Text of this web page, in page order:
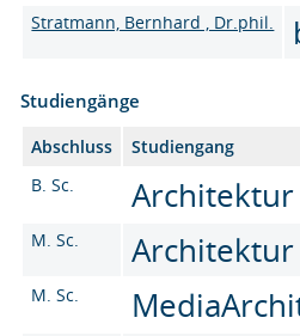
Stratmann, Bernhard , Dr.phil.
Studiengänge
Abschluss
Studiengang
B. Sc.
Architektur
M. Sc. Architektur
M. Sc.